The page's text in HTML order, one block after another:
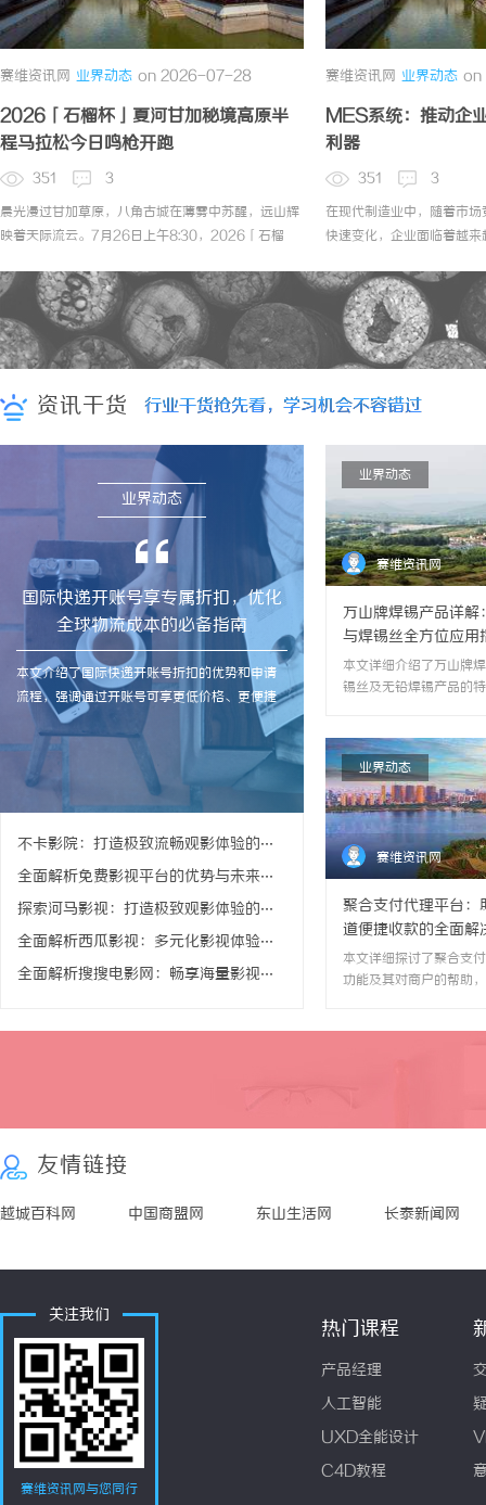
赛维资讯网 业界动态 on 2026-07-28
2026「石榴杯」夏河甘加秘境高原半
程马拉松今日鸣枪开跑
351 3
晨光漫过甘加草原，八角古城在薄雾中苏醒，远山辉
映着天际流云。7月26日上午8:30，2026「石榴
式鸣枪开跑。来自五湖四海的跑者们迎着晨风，在高
原旷野的呼吸间，用脚步丈量秘境之美，以奔跑致敬
自然之力，在并肩前行中诠释着“中华民族一家
亲”的深厚情谊，开启一场涤荡身心、与天地共舞的
赛维资讯网 业界动态 on
MES系统：推动企
利器
351 3
在现代制造业中，随着市
快速变化，企业面临着越
率、降低成本、优化资源
MES（
造执行系统）作为一种强
企业实现智能制造的重要
资讯干货 行业干货抢先看，学习机会不容错过
行业干货抢先看，学习机会不容错过
业界动态
国际快递开账号享专属折扣，优化
全球物流成本的必备指南
本文介绍了国际快递开账号折扣的优势和申请
流程，强调通过开账号可享更低价格、更便捷
服务及定制化支持，适合企业和个人优化物流
成本。
不卡影院：打造极致流畅观影体验的平台解析
全面解析免费影视平台的优势与未来发展前景
探索河马影视：打造极致观影体验的创新平台
全面解析西瓜影视：多元化影视体验平台的崛起之路
全面解析搜搜电影网：畅享海量影视资源的最佳平台
业界动态
赛维资讯网
万山牌焊锡产品详解
与焊锡丝全方位应用
本文详细介绍了万山牌
锡丝及无铅焊锡产品的
业界动态
2026-07-28
赛维资讯网
聚合支付代理平台：
道便捷收款的全面解
本文详细探讨了聚合支
功能及其对商户的帮助
友情链接
越城百科网 中国商盟网 东山生活网 长泰新闻网
关注我们
赛维资讯网与您同行
热门课程
产品经理
人工智能
UXD全能设计
C4D教程